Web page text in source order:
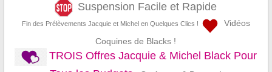
Suspension Facile et Rapide
Fin des Prélèvements Jacquie et Michel en Quelques Clics !
Vidéos
Coquines de Blacks !
TROIS Offres Jacquie & Michel Black Pour